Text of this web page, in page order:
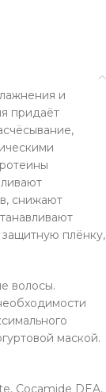
и
придаёт
снижают
защитную плёнку,
волосы.
маской.
Cocamide DEA,